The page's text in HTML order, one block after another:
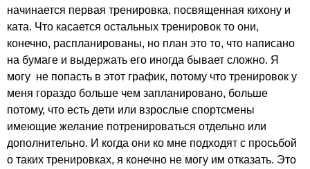
начинается первая тренировка, посвященная кихону и
ката. Что касается остальных тренировок то они,
конечно, распланированы, но план это то, что написано
на бумаге и выдержать его иногда бывает сложно. Я
могу не попасть в этот график, потому что тренировок у
меня гораздо больше чем запланировано, больше
потому, что есть дети или взрослые спортсмены
имеющие желание потренироваться отдельно или
дополнительно. И когда они ко мне подходят с просьбой
о таких тренировках, я конечно не могу им отказать. Это